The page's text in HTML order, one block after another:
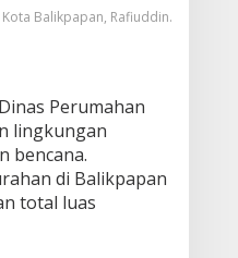
Balikpapan, Rafiuddin.
Perumahan
lingkungan
bencana.
di Balikpapan
total luas